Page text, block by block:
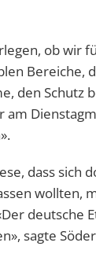
ob wir
Bereiche,
den Schutz
am
dass sich
wollten,
deutsche
sagte